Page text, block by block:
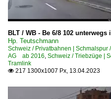
BLT / WB - Be 6/8 102
Hp. Teutschmann
Schweiz / Privatbahnen |
AG ab 2016, Schweiz / Triebzüge |
Tramlink
 217 1300x1007 Px, 13.04.2023